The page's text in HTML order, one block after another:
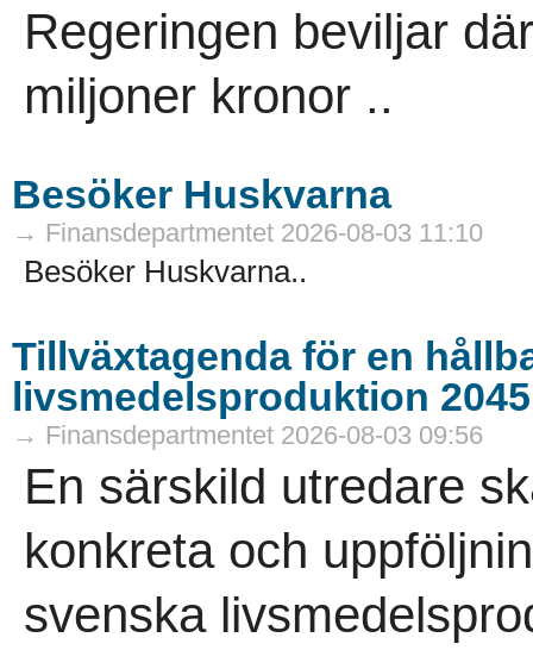
Regeringen beviljar
miljoner kronor ..
Besöker Huskvarna
→ Finansdepartmentet 2026-08-03 11:10
Besöker Huskvarna..
Tillväxtagenda för en
livsmedelsproduktion 2045
→ Finansdepartmentet 2026-08-03 09:56
En särskild utredare
konkreta och
svenska